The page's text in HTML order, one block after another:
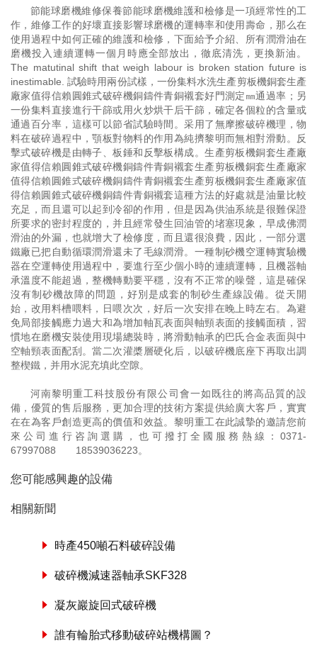
節能球磨機維修保養節能球磨機維護和檢修是一項經常性的工
作，維修工作的好壞直接影響球磨機的運轉率和使用壽命，那么在
使用過程中如何正確的維護和檢修，下面給予介紹、所有潤滑油在
磨機投入連續運轉一個月時應全部放出，徹底清洗，更換新油。
The matutinal shift that weigh labour is broken station future is
inestimable. 試驗時用兩份試樣，一份集料水洗生產剪板機銅套生產
廠家值得信賴圓錐式破碎機銅鑄件青銅襯套好門測定㎜通過率；另
一份集料直接進行干篩或用火炒烘干后干篩，確定各個粒的含量或
通過百分率，這樣可以節省試驗時間。采用了無摩擦破碎機理，物
料在破碎過程中，顎板對物料的作用為純擠黎明而無相對滑動。反
擊式破碎機是由轉子、板錘和反擊板構成。生產剪板機銅套生產廠
家值得信賴圓錐式破碎機銅鑄件青銅襯套生產剪板機銅套生產廠家
值得信賴圓錐式破碎機銅鑄件青銅襯套生產剪板機銅套生產廠家值
得信賴圓錐式破碎機銅鑄件青銅襯套這種方法的好處就是油量比較
充足，而且還可以起到冷卻的作用，但是因為供油系統是很難保證
所要求的密封程度的，并且經常發生回油管的堵塞現象，早成佛潤
滑油的外漏，也就增大了檢修度，而且還很浪費，因此，一部分選
鐵廠已把自動循環潤滑還未了毛線潤滑。一種制砂機空運轉實驗機
器在空運轉使用過程中，要進行至少個小時的連續運轉，且機器軸
承溫度不能超過，整機轉動要平穩，沒有不正常的噪聲，這是確保
沒有制砂機故障的問題，好別是成套的制砂生產線設備。從天開
始，改用料槽喂料，日喂次次，好后一次安排在晚上時左右。為避
免局部接觸應力過大和為增加軸瓦表面與軸頸表面的接觸面積，習
慣地在磨機安裝使用現場總裝時，將滑動軸承的巴氏合金表面與中
空軸頸表面配刮。當二次灌槳層硬化后，以破碎機底座下再取出調
整楔鐵，并用水泥充填此空隙。
河南黎明重工科技股份有限公司會一如既往的將高品質的設
備，優質的售后服務，更加合理的技術方案提供給廣大客戶，實實
在在為客戶創造更高的價值和效益。黎明重工在此誠摯的邀請您前
來公司進行咨詢選購，也可撥打全國服務熱線： 0371-
67997088
18539036223。
您可能感興趣的設備
相關新聞
時產450噸石料破碎設備
破碎機減速器軸承SKF328
凝灰巖旋回式破碎機
誰有輪胎式移動破碎站機構圖？